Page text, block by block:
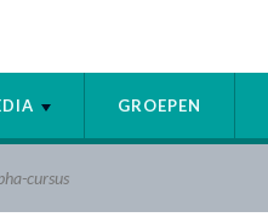
GROEPEN
cursus